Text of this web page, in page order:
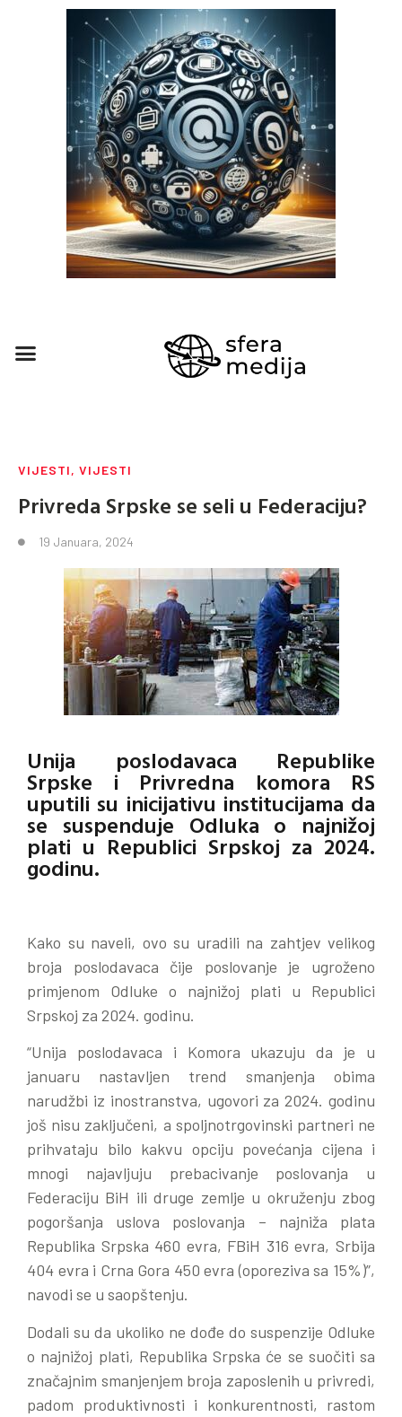
VIJESTI, VIJESTI
Privreda Srpske se seli u Federaciju?
19 Januara, 2024
Unija poslodavaca Republike
Srpske i Privredna komora RS
uputili su inicijativu institucijama da
se suspenduje Odluka o najnižoj
plati u Republici Srpskoj za 2024.
godinu.
Kako su naveli, ovo su uradili na zahtjev velikog
broja poslodavaca čije poslovanje je ugroženo
primjenom Odluke o najnižoj plati u Republici
Srpskoj za 2024. godinu.
“Unija poslodavaca i Komora ukazuju da je u
januaru nastavljen trend smanjenja obima
narudžbi iz inostranstva, ugovori za 2024. godinu
još nisu zaključeni, a spoljnotrgovinski partneri ne
prihvataju bilo kakvu opciju povećanja cijena i
mnogi najavljuju prebacivanje poslovanja u
Federaciju BiH ili druge zemlje u okruženju zbog
pogoršanja uslova poslovanja – najniža plata
Republika Srpska 460 evra, FBiH 316 evra, Srbija
404 evra i Crna Gora 450 evra (oporeziva sa 15%)”,
navodi se u saopštenju.
Dodali su da ukoliko ne dođe do suspenzije Odluke
o najnižoj plati, Republika Srpska će se suočiti sa
značajnim smanjenjem broja zaposlenih u privredi,
padom produktivnosti i konkurentnosti, rastom